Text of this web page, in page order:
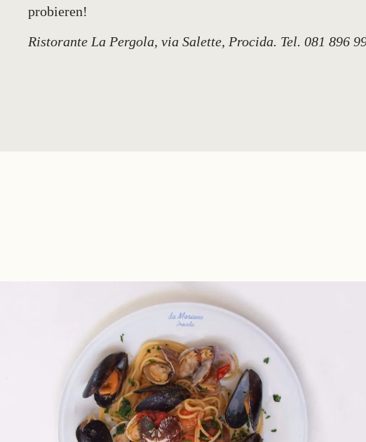
probieren!
Ristorante La Pergola, via Salette, Procida. Tel. 081 896